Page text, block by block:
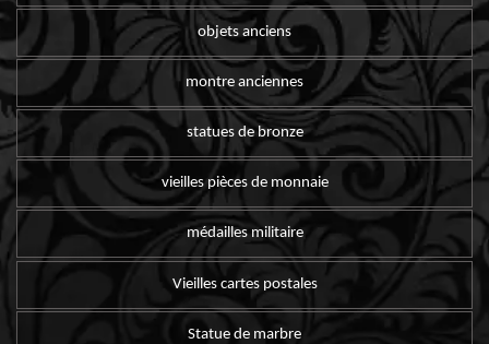
objets anciens
montre anciennes
statues de bronze
vieilles pièces de monnaie
médailles militaire
Vieilles cartes postales
Statue de marbre